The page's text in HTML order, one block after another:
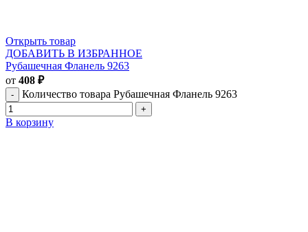
Открыть товар
ДОБАВИТЬ В ИЗБРАННОЕ
Рубашечная Фланель 9263
от 408 ₽
Количество товара Рубашечная Фланель 9263
В корзину